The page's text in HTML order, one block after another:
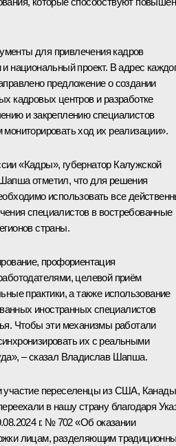
для привлечения кадров
национальный проект. В адрес
предложение о создании
кадровых центров и разработке
и закреплению специалистов
ход их реализации».
«Кадры», губернатор Калужской
отметил, что для решения
использовать все
специалистов в востребованные
страны.
профориентация
целевой приём
практики, а также использование
иностранных специалистов
Чтобы эти механизмы работали
их с реальными
– сказал Владислав Шапша.
участие переселенцы из США, Канады
в нашу страну благодаря
г. № 702 «Об оказании
лицам, разделяющим